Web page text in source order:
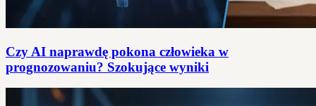
Czy AI naprawdę pokona człowieka w
prognozowaniu? Szokujące wyniki